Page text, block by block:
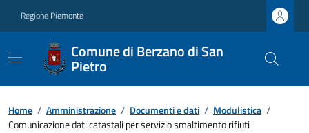
Regione Piemonte
Comune di Berzano di San
Pietro
Home / Amministrazione / Documenti e dati / Modulistica /
Comunicazione dati catastali per servizio smaltimento rifiuti